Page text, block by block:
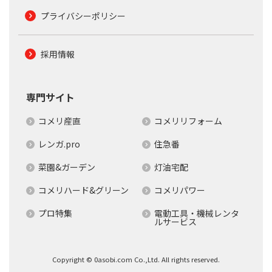
プライバシーポリシー
採用情報
専門サイト
コメリ産直
コメリリフォーム
レンガ.pro
住急番
菜園&ガーデン
灯油宅配
コメリハード&グリーン
コメリパワー
プロ特集
電動工具・機械レンタ
ルサービス
Copyright © 0asobi.com Co.,Ltd. All rights reserved.